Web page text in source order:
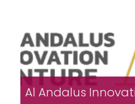
Al Andalus